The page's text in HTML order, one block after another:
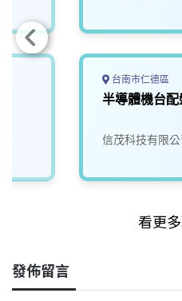
台南市仁德區
半導體機台
信茂科技有限公
看更
發佈留言